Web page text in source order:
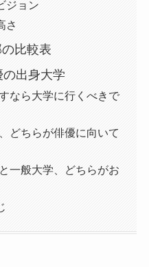
ジョン
さ
比較表
出身大学
なら大学に行くべきで
どちらが俳優に向いて
一般大学、どちらがお